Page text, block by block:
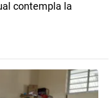
contempla la